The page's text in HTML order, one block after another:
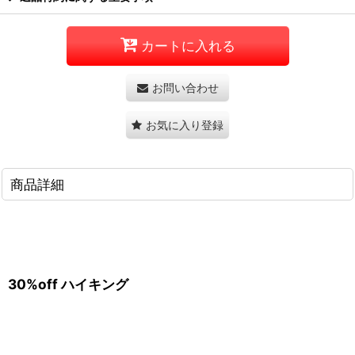
カートに入れる
お問い合わせ
お気に入り登録
商品詳細
30%off ハイキング